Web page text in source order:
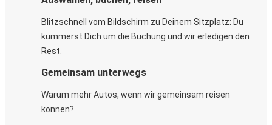
Blitzschnell vom Bildschirm zu Deinem Sitzplatz: Du
kümmerst Dich um die Buchung und wir erledigen den
Rest.
Gemeinsam unterwegs
Warum mehr Autos, wenn wir gemeinsam reisen
können?